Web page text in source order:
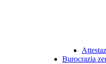
Burocrazia